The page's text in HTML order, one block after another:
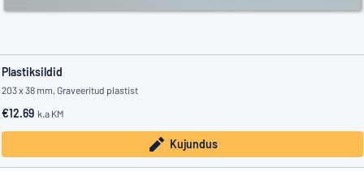
Plastiksildid
203 x 38 mm, Graveeritud plastist
€12.69 k.a KM
Kujundus